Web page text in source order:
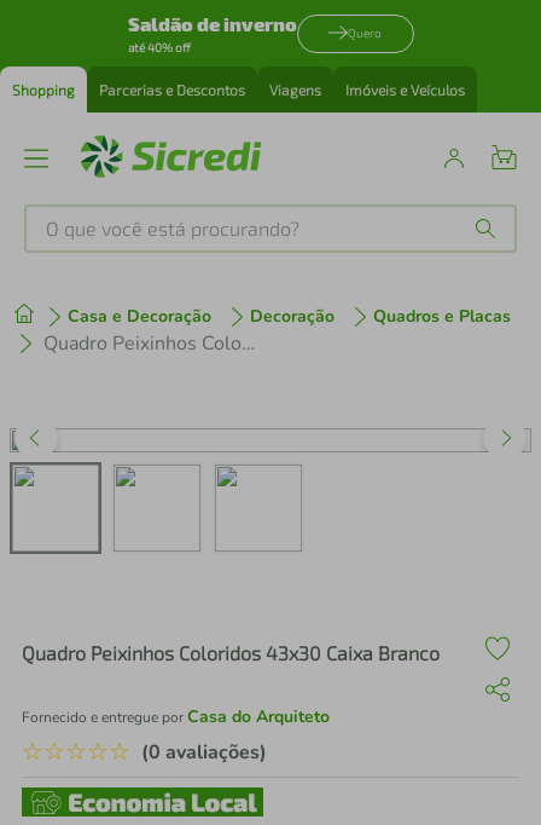
Saldão de inverno
até 40% off
Quero
Shopping Parcerias e Descontos Viagens Imóveis e Veículos
O que você está procurando?
Casa e Decoração Decoração Quadros e Placas
Quadro Peixinhos Coloridos 43x30 Caixa Branco
Quadro Peixinhos Coloridos 43x30 Caixa Branco
Fornecido e entregue porCasa do Arquiteto
☆☆☆☆☆ (0 avaliações)
1º tenis
perfume